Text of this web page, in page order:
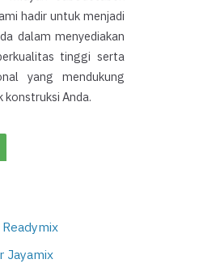
hadir untuk menjadi
dalam menyediakan
tinggi serta
yang mendukung
konstruksi Anda.
Jayamix